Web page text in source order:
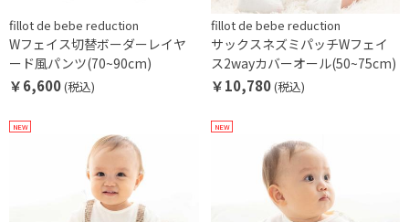
fillot de bebe reduction
Wフェイス切替ボーダーレイヤ
ード風パンツ(70~90cm)
￥6,600(税込)
fillot de bebe reduction
サックスネズミパッチWフェイ
ス2wayカバーオール(50~75cm)
￥10,780(税込)
NEW NEW